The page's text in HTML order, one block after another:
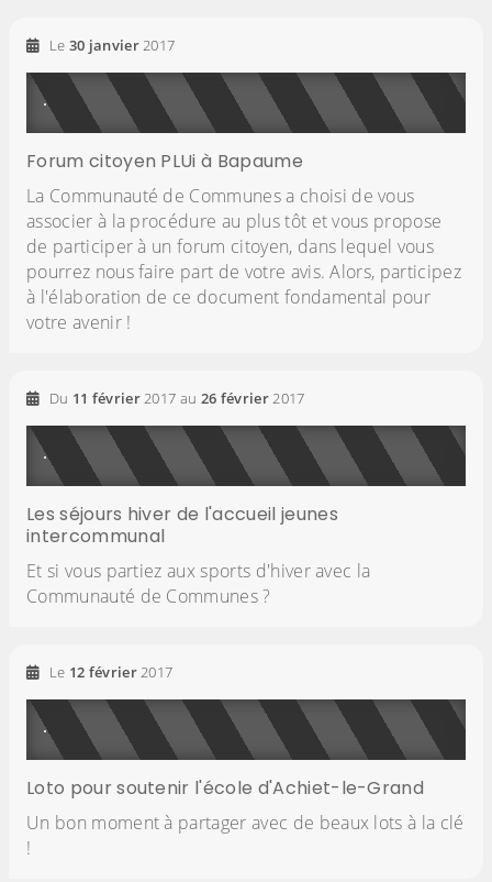
Le 30 janvier2017
Forum citoyen PLUi à Bapaume
La Communauté de Communes a choisi de vous
associer à la procédure au plus tôt et vous propose
de participer à un forum citoyen, dans lequel vous
pourrez nous faire part de votre avis. Alors, participez
à l'élaboration de ce document fondamental pour
votre avenir !
Du 11 février2017 au 26 février2017
Les séjours hiver de l'accueil jeunes
intercommunal
Et si vous partiez aux sports d'hiver avec la
Communauté de Communes ?
Le 12 février2017
Loto pour soutenir l'école d'Achiet-le-Grand
Un bon moment à partager avec de beaux lots à la clé
!